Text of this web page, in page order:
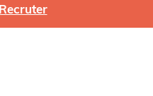
Recruter